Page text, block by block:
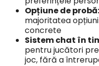
Opțiune de probă:
majoritatea
concrete
Sistem chat în
pentru jucători
joc, fără a